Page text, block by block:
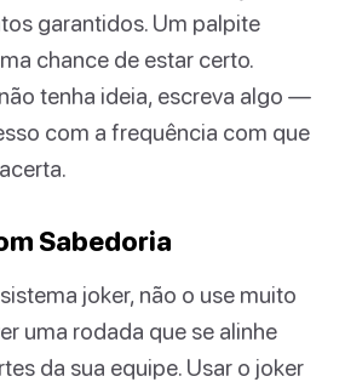
garantidos. Um palpite
chance de estar certo.
tenha ideia, escreva algo —
com a frequência com que
Sabedoria
joker, não o use muito
uma rodada que se alinhe
da sua equipe. Usar o joker